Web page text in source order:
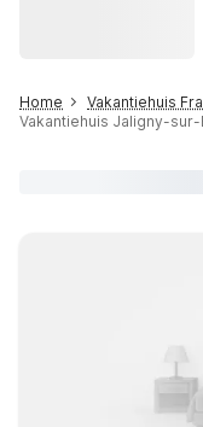
Home Vakantiehuis
Vakantiehuis Jaligny-